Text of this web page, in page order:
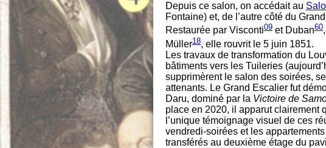
Depuis ce salon, on accédait au
Fontaine) et, de l’autre côté du
Restaurée par Visconti09 et Duban60
Müller18, elle rouvrit le 5 juin 1851.
Les travaux de transformation du
bâtiments vers les Tuileries
supprimèrent le salon des soirées,
attenants. Le Grand Escalier fut
Daru, dominé par la Victoire de
place en 2020, il apparut clairement
l’unique témoignage visuel de ces
vendredi-soirées et les
transférés au deuxième étage du